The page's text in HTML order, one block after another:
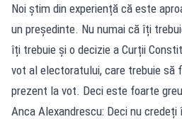
Noi știm din experiență că este
un președinte. Nu numai că îți
îți trebuie și o decizie a Curții
vot al electoratului, care trebuie să
prezent la vot. Deci este foarte
Anca Alexandrescu: Deci nu credeți